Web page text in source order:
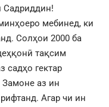
Садриддин!
мебинед, ки
Солҳои 2000 ба
тақсим
садҳо гектар
Замоне аз ин
Агар чи ин